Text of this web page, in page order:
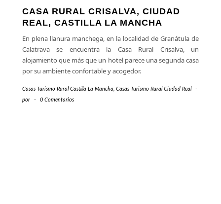
CASA RURAL CRISALVA, CIUDAD
REAL, CASTILLA LA MANCHA
En plena llanura manchega, en la localidad de Granátula de
Calatrava se encuentra la Casa Rural Crisalva, un
alojamiento que más que un hotel parece una segunda casa
por su ambiente confortable y acogedor.
Casas Turismo Rural Castilla La Mancha Casas Turismo Rural Ciudad Real
-
por
- 0 Comentarios